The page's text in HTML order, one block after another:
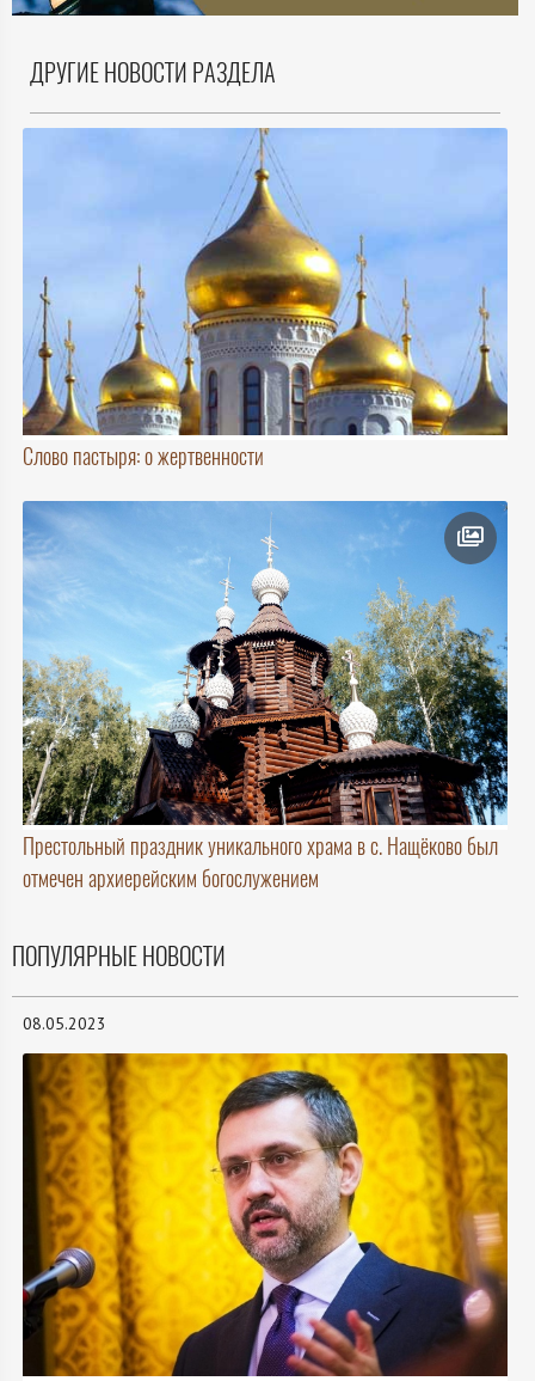
ДРУГИЕ НОВОСТИ РАЗДЕЛА
Слово пастыря: о жертвенности
Престольный праздник уникального храма в с. Нащёково был
отмечен архиерейским богослужением
ПОПУЛЯРНЫЕ НОВОСТИ
08.05.2023